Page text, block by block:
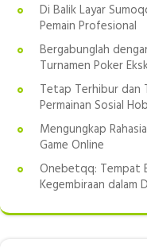
Di Balik Layar
Pemain Profesional
Bergabunglah
Turnamen Poker
Tetap Terhibur dan
Permainan Sosial
Mengungkap
Game Online
Onebetqq: Tempat
Kegembiraan dalam